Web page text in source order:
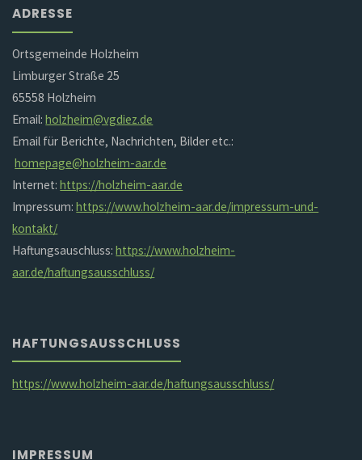
ADRESSE
Ortsgemeinde Holzheim
Limburger Straße 25
65558 Holzheim
Email:holzheim@vgdiez.de
Email für Berichte, Nachrichten, Bilder etc.:
homepage@holzheim-aar.de
Internet:https://holzheim-aar.de
Impressum:https://www.holzheim-aar.de/impressum-und-
kontakt/
Haftungsauschluss:https://www.holzheim-
aar.de/haftungsausschluss/
HAFTUNGSAUSSCHLUSS
https://www.holzheim-aar.de/haftungsausschluss/
IMPRESSUM